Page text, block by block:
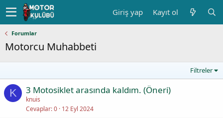
Giriş yap Kayıt ol
Forumlar
Motorcu Muhabbeti
Filtreler
K 3 Motosiklet arasında kaldım. (Öneri)
knuis
Cevaplar 0 12 Eyl 2024